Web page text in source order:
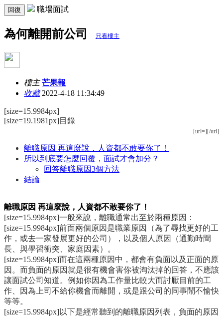
回復 職場面試
為何離開前公司 只看樓主
樓主 芒果報
收藏2022-4-18 11:34:49
[size=15.9984px]
[size=19.1981px]目錄
[url=][/url]
離職原因 再這麼說，人資都不敢要你了！
所以到底要怎麼回覆，面試才會加分？
回答離職原因3個方法
結論
離職原因 再這麼說，人資都不敢要你了！
[size=15.9984px]一般來說，離職通常出至於兩種原因：
[size=15.9984px]前面兩個原因是職業原因（為了尋找更好的工
作，或去一家發展更好的公司），以及個人原因（通勤時間
長、與學習衝突、家庭因素）。
[size=15.9984px]而在這兩種原因中，都會有負面以及正面的原
因。而負面的原因就是很有機會害你被淘汰掉的回答，不應該
讓面試公司知道。例如你因為工作量比較大而討厭目前的工
作、因為上司不給你機會而離開，或是跟公司的同事鬧不愉快
等等。
[size=15.9984px]以下是經常聽到的離職原因列表，負面的原因